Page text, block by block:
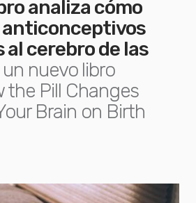
analiza cómo
al cerebro de las
un nuevo libro
Pill Changes
Brain on Birth